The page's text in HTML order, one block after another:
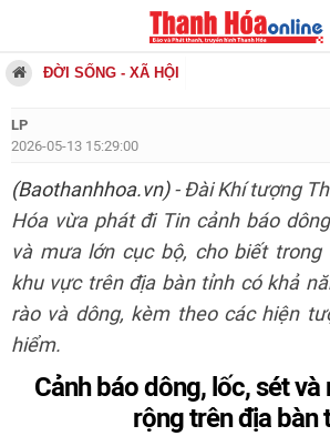
ĐỜI SỐNG - XÃ HỘI
LP
2026-05-13 15:29:00
(Baothanhhoa.vn)- Đài Khí tượng
Hóa vừa phát đi Tin cảnh báo
và mưa lớn cục bộ, cho biết trong
khu vực trên địa bàn tỉnh có khả
rào và dông, kèm theo các hiện
hiểm.
Cảnh báo dông, lốc, sét
rộng trên địa bàn